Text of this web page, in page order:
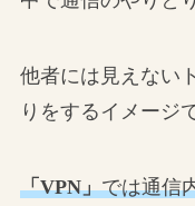
他者には見えない
りをするイメージ
「VPN」では通信